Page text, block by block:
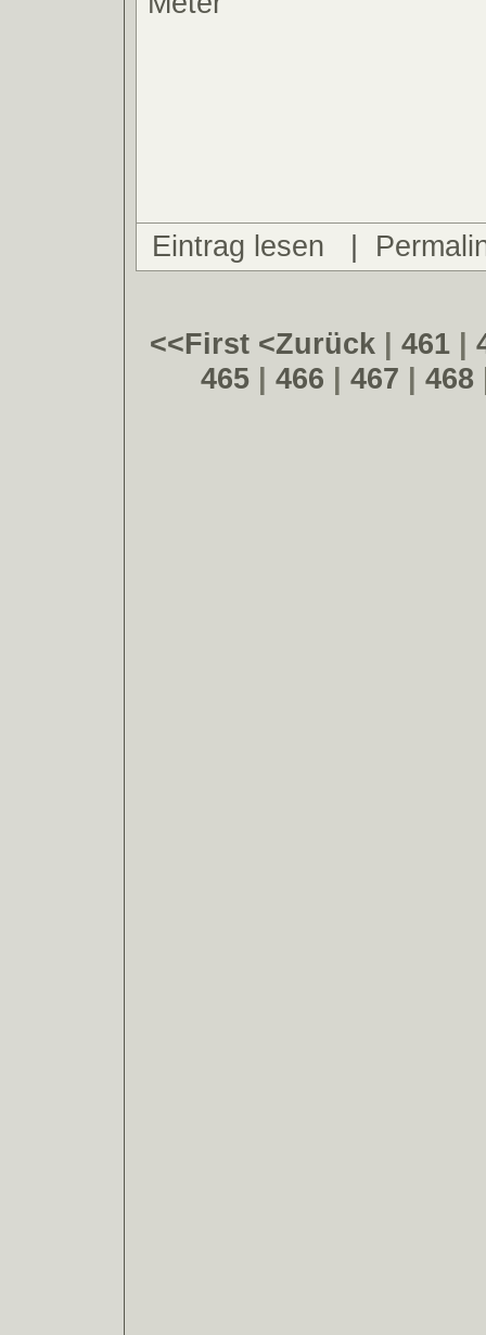
Eintrag lesen |
<<First <Zurück | 461|
465| 466 | 467 | 468